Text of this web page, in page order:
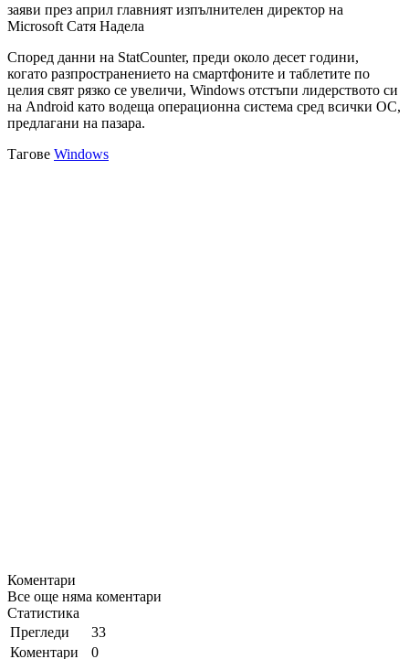
заяви през април главният изпълнителен директор на
Microsoft Сатя Надела
Според данни на StatCounter, преди около десет години,
когато разпространението на смартфоните и таблетите по
целия свят рязко се увеличи, Windows отстъпи лидерството си
на Android като водеща операционна система сред всички ОС,
предлагани на пазара.
Тагове Windows
Коментари
Все още няма коментари
Статистика
Прегледи
33
Коментари
0